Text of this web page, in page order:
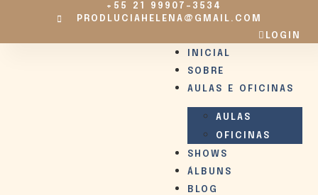
+55 21 99907-3534
PRODLUCIAHELENA@GMAIL.COM
LOGIN
INICIAL
SOBRE
AULAS E OFICINAS
AULAS
OFICINAS
SHOWS
ÁLBUNS
BLOG